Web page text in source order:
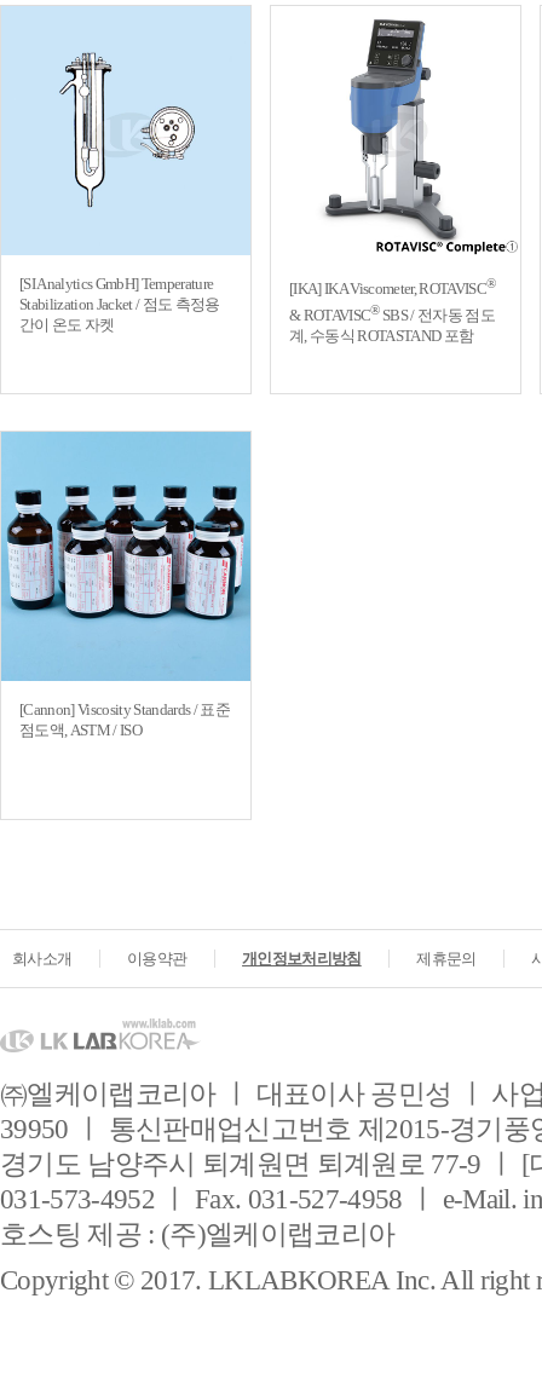
[SI Analytics GmbH] Temperature
Stabilization Jacket / 점도 측정용
간이 온도 자켓
[IKA] IKA Viscometer, ROTAVISC®
& ROTAVISC®SBS / 전자동 점도
계, 수동식 ROTASTAND 포함
[Cannon] Viscosity Standards / 표준
점도액, ASTM / ISO
회사소개 이용약관 개인정보처리방침 제휴문의
㈜엘케이랩코리아 ㅣ 대표이사 공민성 ㅣ 사
39950 ㅣ 통신판매업신고번호 제2015-경기풍
경기도 남양주시 퇴계원면 퇴계원로 77-9 ㅣ [
031-573-4952 ㅣ Fax. 031-527-4958 ㅣ e-Mail.
호스팅 제공 : (주)엘케이랩코리아
Copyright © 2017. LKLABKOREA Inc. All right